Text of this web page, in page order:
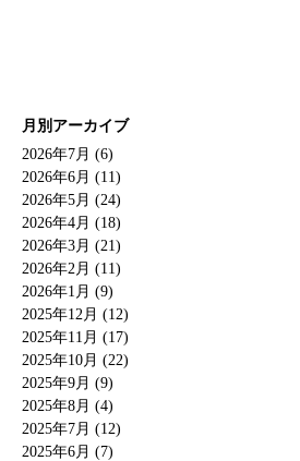
月別アーカイブ
2026年7月 (6)
2026年6月 (11)
2026年5月 (24)
2026年4月 (18)
2026年3月 (21)
2026年2月 (11)
2026年1月 (9)
2025年12月 (12)
2025年11月 (17)
2025年10月 (22)
2025年9月 (9)
2025年8月 (4)
2025年7月 (12)
2025年6月 (7)